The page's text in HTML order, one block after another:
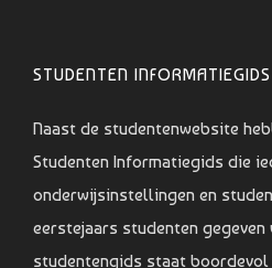
STUDENTEN INFORMATIEGIDS
Naast de studentenwebsite
Studenten Informatiegids die
onderwijsinstellingen en
eerstejaars studenten gegeven
studentengids staat